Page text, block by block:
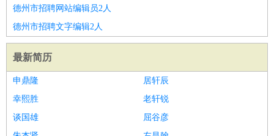
德州市招聘网站编辑员2人
德州市招聘文字编辑2人
最新简历
申鼎隆
居轩辰
幸熙胜
老轩锐
谈国雄
屈谷彦